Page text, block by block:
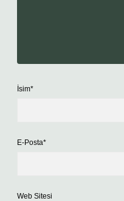
İsim*
E-Posta*
Web Sitesi